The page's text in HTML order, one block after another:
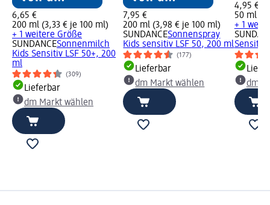
6,65 €
200 ml (3,33 € je 100 ml)
+ 1 weitere Größe
SUNDANCESonnenmilch
Kids Sensitiv LSF 50+, 200
ml
(309)
Lieferbar
dm Markt wählen
7,95 €
200 ml (3,98 € je 100 ml)
SUNDANCESonnenspray
Kids sensitiv LSF 50, 200 ml
(177)
Lieferbar
dm Markt wählen
4,95 €
50 ml
+ 1
Sensitiv
dm